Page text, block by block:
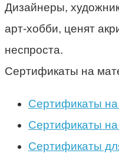
Дизайнеры,
арт-хобби, ценят
неспроста.
Сертификаты на
Сертификаты
Сертификаты на
Сертификаты